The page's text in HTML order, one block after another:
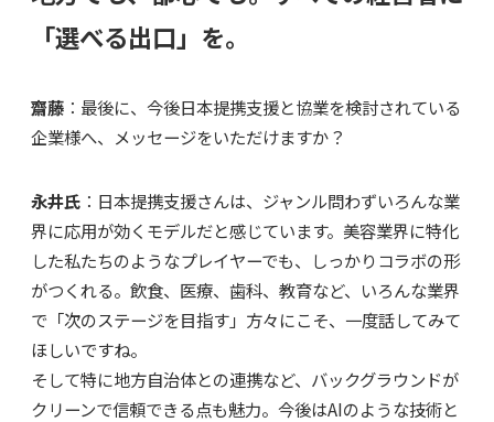
「選べる出口」を。
齋藤 ：最後に、今後日本提携支援と協業を検討されている
企業様へ、メッセージをいただけますか？
永井氏 ：日本提携支援さんは、ジャンル問わずいろんな業
界に応用が効くモデルだと感じています。美容業界に特化
した私たちのようなプレイヤーでも、しっかりコラボの形
がつくれる。飲食、医療、歯科、教育など、いろんな業界
で「次のステージを目指す」方々にこそ、一度話してみて
ほしいですね。
そして特に地方自治体との連携など、バックグラウンドが
クリーンで信頼できる点も魅力。今後はAIのような技術と